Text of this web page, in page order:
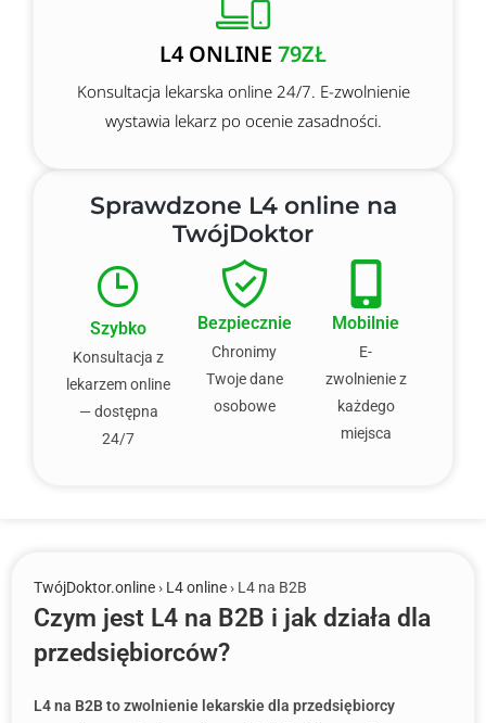
Sprawdzone L4 online na
TwójDoktor
Szybko
Konsultacja z
lekarzem online
— dostępna
24/7
Bezpiecznie
Chronimy
Twoje dane
osobowe
Mobilnie
E-
zwolnienie z
każdego
miejsca
L4 ONLINE 79ZŁ
Konsultacja lekarska online 24/7. E-zwolnienie
wystawia lekarz po ocenie zasadności.
TwójDoktor.online › L4 online › L4 na B2B
Czym jest L4 na B2B i jak działa dla
przedsiębiorców?
L4 na B2B to zwolnienie lekarskie dla przedsiębiorcy